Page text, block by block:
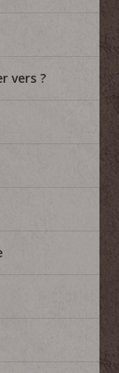
vers ?